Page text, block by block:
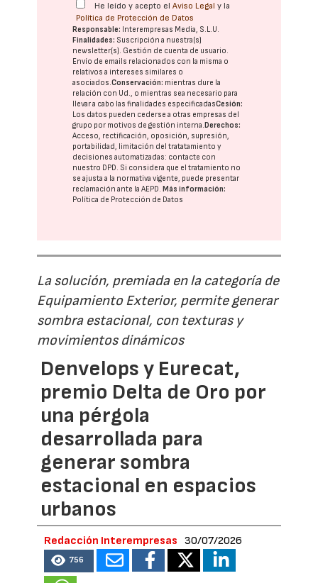
He leído y acepto elAviso Legal y la
Política de Protección de Datos
Responsable: Interempresas Media, S.L.U.
Finalidades: Suscripción a nuestra(s)
newsletter(s). Gestión de cuenta de usuario.
Envío de emails relacionados con la misma o
relativos a intereses similares o
asociados.Conservación: mientras dure la
relación con Ud., o mientras sea necesario para
llevar a cabo las finalidades especificadasCesión:
Los datos pueden cederse a otras empresas del
grupo por motivos de gestión interna. Derechos:
Acceso, rectificación, oposición, supresión,
portabilidad, limitación del tratatamiento y
decisiones automatizadas: contacte con
nuestro DPD. Si considera que el tratamiento no
se ajusta a la normativa vigente, puede presentar
reclamación ante laAEPD. Más información:
Política de Protección de Datos
La solución, premiada en la categoría de
Equipamiento Exterior, permite generar
sombra estacional, con texturas y
movimientos dinámicos
Denvelops y Eurecat,
premio Delta de Oro por
una pérgola
desarrollada para
generar sombra
estacional en espacios
urbanos
Redacción Interempresas 30/07/2026
756